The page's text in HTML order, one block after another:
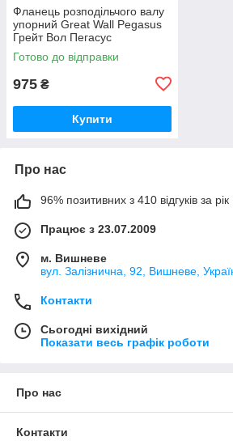
Фланець розподільчого валу
упорний Great Wall Pegasus
Грейт Вол Пегасус
Готово до відправки
975 ₴
Купити
Про нас
96% позитивних з 410 відгуків за рік
Працює з 23.07.2009
м. Вишневе
вул. Залізнична, 92, Вишневе,
Контакти
Сьогодні вихідний
Показати весь графік роботи
Про нас
Контакти